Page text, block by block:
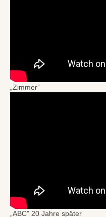
„Zimmer”
„ABC” 20 Jahre später